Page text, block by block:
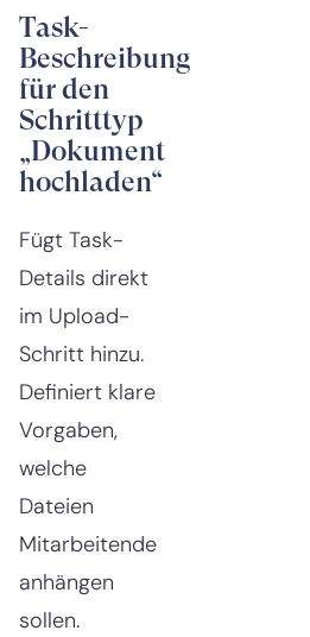
Task-
Beschreibung
für den
Schritttyp
„Dokument
hochladen“
Fügt Task-
Details direkt
im Upload-
Schritt hinzu.
Definiert klare
Vorgaben,
welche
Dateien
Mitarbeitende
anhängen
sollen.